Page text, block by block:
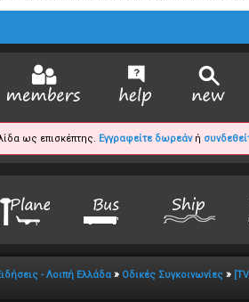
ως επισκέπτης. Εγγραφείτε δωρεάνή
- Λοιπή Ελλάδα » Οδικές Συγκοινωνίες »